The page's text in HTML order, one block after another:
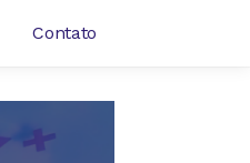
Contato